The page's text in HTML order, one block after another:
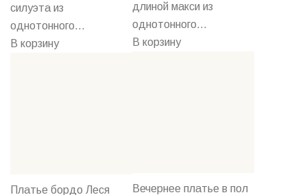
силуэта из
однотонного...
В корзину
Платье бордо Леся
длиной макси из
однотонного...
В корзину
Вечернее платье в пол